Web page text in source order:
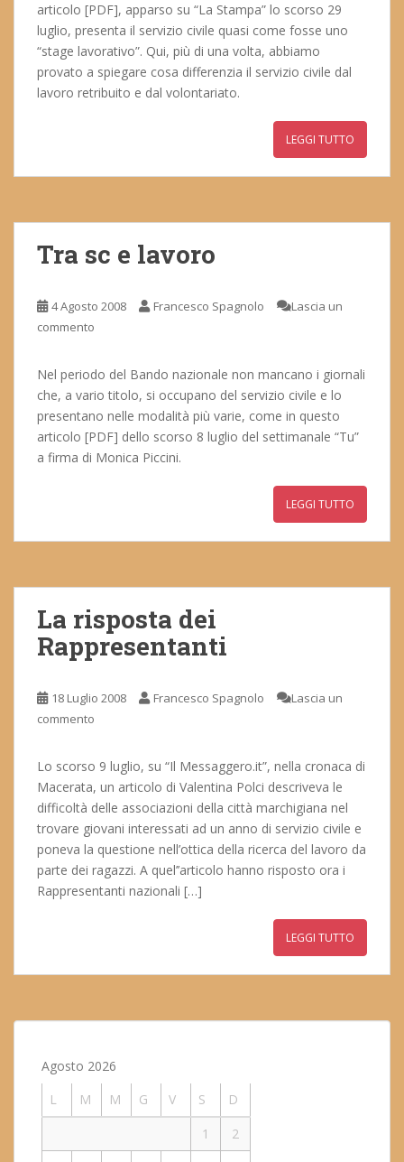
articolo [PDF], apparso su “La Stampa” lo scorso 29
luglio, presenta il servizio civile quasi come fosse uno
“stage lavorativo”. Qui, più di una volta, abbiamo
provato a spiegare cosa differenzia il servizio civile dal
lavoro retribuito e dal volontariato.
LEGGI TUTTO
Tra sc e lavoro
4 Agosto 2008 Francesco Spagnolo
Lascia un
commento
Nel periodo del Bando nazionale non mancano i giornali
che, a vario titolo, si occupano del servizio civile e lo
presentano nelle modalità più varie, come in questo
articolo [PDF] dello scorso 8 luglio del settimanale “Tu”
a firma di Monica Piccini.
LEGGI TUTTO
La risposta dei
Rappresentanti
18 Luglio 2008 Francesco Spagnolo
Lascia un
commento
Lo scorso 9 luglio, su “Il Messaggero.it”, nella cronaca di
Macerata, un articolo di Valentina Polci descriveva le
difficoltà delle associazioni della città marchigiana nel
trovare giovani interessati ad un anno di servizio civile e
poneva la questione nell’ottica della ricerca del lavoro da
parte dei ragazzi. A quel’’articolo hanno risposto ora i
Rappresentanti nazionali […]
LEGGI TUTTO
Agosto 2026
L
M M G V S
D
1
2